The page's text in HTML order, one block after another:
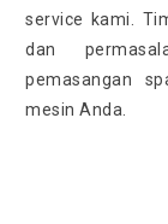
service kami.
dan
pemasangan
mesin Anda.